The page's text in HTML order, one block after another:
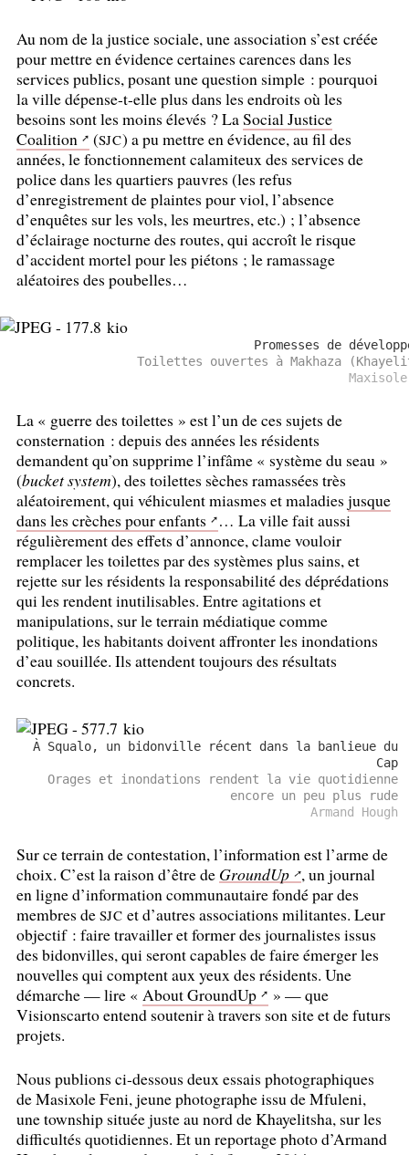
Au nom de la justice sociale, une association s’est créée
pour mettre en évidence certaines carences dans les
services publics, posant une question simple : pourquoi
la ville dépense-t-elle plus dans les endroits où les
besoins sont les moins élevés ? LaSocial Justice
Coalition
(SJC) a pu mettre en évidence, au fil des
années, le fonctionnement calamiteux des services de
police dans les quartiers pauvres (les refus
d’enregistrement de plaintes pour viol, l’absence
d’enquêtes sur les vols, les meurtres, etc.) ; l’absence
d’éclairage nocturne des routes, qui accroît le risque
d’accident mortel pour les piétons ; le ramassage
aléatoires des poubelles…
Promesses de
Toilettes ouvertes à Makhaza
La « guerre des toilettes » est l’un de ces sujets de
consternation : depuis des années les résidents
demandent qu’on supprime l’infâme « système du seau »
(bucket system), des toilettes sèches ramassées très
aléatoirement, qui véhiculent miasmes et maladies jusque
dans les crèches pour enfants
… La ville fait aussi
régulièrement des effets d’annonce, clame vouloir
remplacer les toilettes par des systèmes plus sains, et
rejette sur les résidents la responsabilité des déprédations
qui les rendent inutilisables. Entre agitations et
manipulations, sur le terrain médiatique comme
politique, les habitants doivent affronter les inondations
d’eau souillée. Ils attendent toujours des résultats
concrets.
À Squalo, un bidonville récent dans la banlieue du
Cap
Orages et inondations rendent la vie quotidienne
encore un peu plus rude
Armand Hough
Sur ce terrain de contestation, l’information est l’arme de
choix. C’est la raison d’être de GroundUp , un journal
en ligne d’information communautaire fondé par des
membres de SJC et d’autres associations militantes. Leur
objectif : faire travailler et former des journalistes issus
des bidonvilles, qui seront capables de faire émerger les
nouvelles qui comptent aux yeux des résidents. Une
démarche — lire « About GroundUp
» — que
Visionscarto entend soutenir à travers son site et de futurs
projets.
Nous publions ci-dessous deux essais photographiques
de Masixole Feni, jeune photographe issu de Mfuleni,
une township située juste au nord de Khayelitsha, sur les
difficultés quotidiennes. Et un reportage photo d’Armand